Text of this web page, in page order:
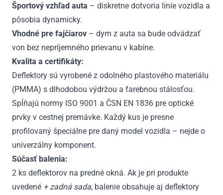
Športový vzhľad auta – diskretne dotvoria línie vozidla a
pôsobia dynamicky.
Vhodné pre fajčiarov – dym z auta sa bude odvádzať
von bez nepríjemného prievanu v kabíne.
Kvalita a certifikáty:
Deflektory sú vyrobené z odolného plastového materiálu
(PMMA) s dlhodobou výdržou a farebnou stálosťou.
Spĺňajú normy ISO 9001 a ČSN EN 1836 pre optické
prvky v cestnej premávke. Každý kus je presne
profilovaný špeciálne pre daný model vozidla – nejde o
univerzálny komponent.
Súčasť balenia:
2 ks deflektorov na predné okná. Ak je pri produkte
uvedené + zadná sada, balenie obsahuje aj deflektory